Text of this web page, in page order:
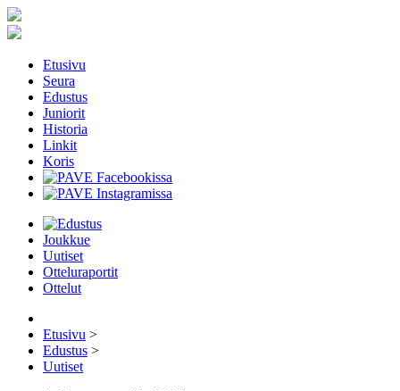
Etusivu
Seura
Edustus
Juniorit
Historia
Linkit
Koris
Joukkue
Uutiset
Otteluraportit
Ottelut
Etusivu >
Edustus >
Uutiset